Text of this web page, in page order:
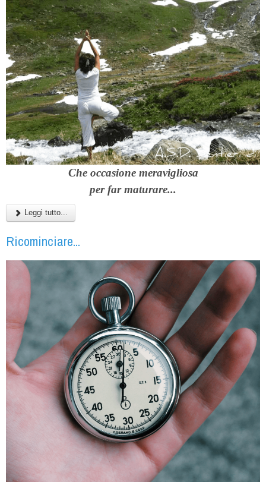
Che occasione meravigliosa
per far maturare...
Leggi tutto...
Ricominciare...